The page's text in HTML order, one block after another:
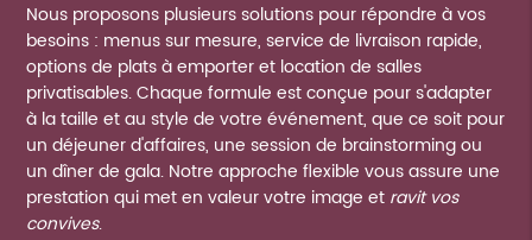
Nous proposons plusieurs solutions pour répondre à vos
besoins : menus sur mesure, service de livraison rapide,
options de plats à emporter et location de salles
privatisables. Chaque formule est conçue pour s'adapter
à la taille et au style de votre événement, que ce soit pour
un déjeuner d'affaires, une session de brainstorming ou
un dîner de gala. Notre approche flexible vous assure une
prestation qui met en valeur votre image et ravit vos
convives.